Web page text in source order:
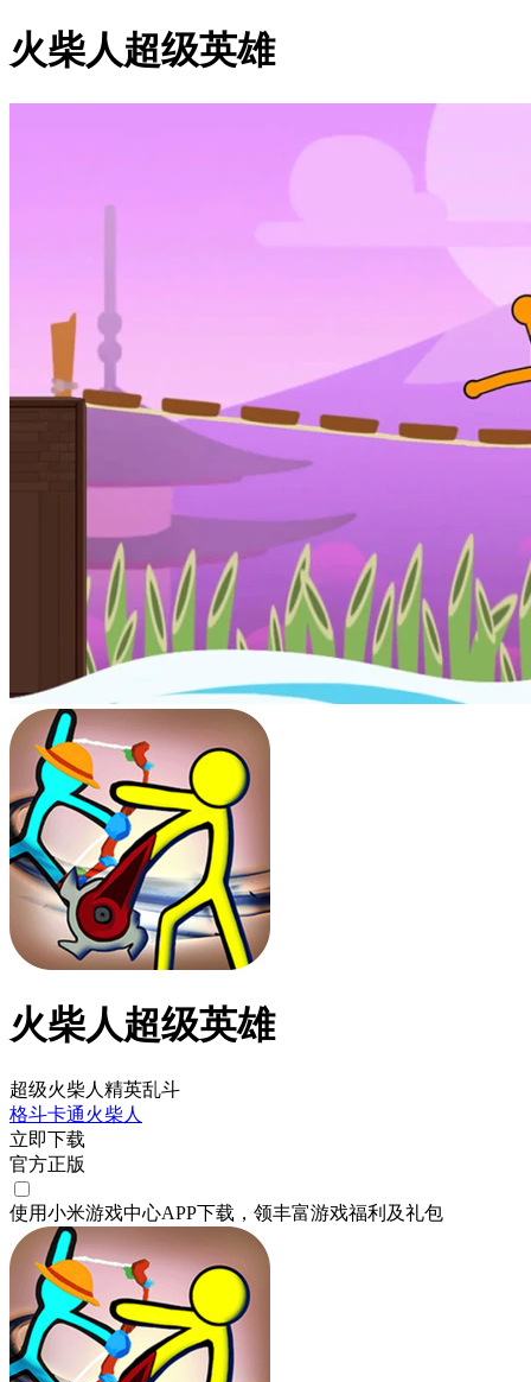
火柴人超级英雄
火柴人超级英雄
超级火柴人精英乱斗
格斗卡通火柴人
立即下载
官方正版
使用小米游戏中心APP下载 ，领丰富游戏福利 及礼包